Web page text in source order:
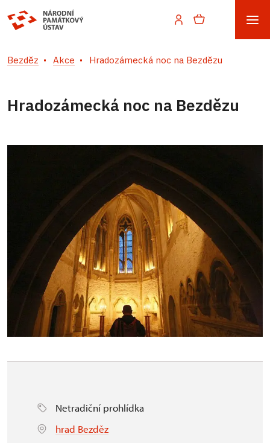
Bezděz Akce Hradozámecká noc na Bezdězu
Hradozámecká noc na Bezdězu
Netradiční prohlídka
hrad Bezděz